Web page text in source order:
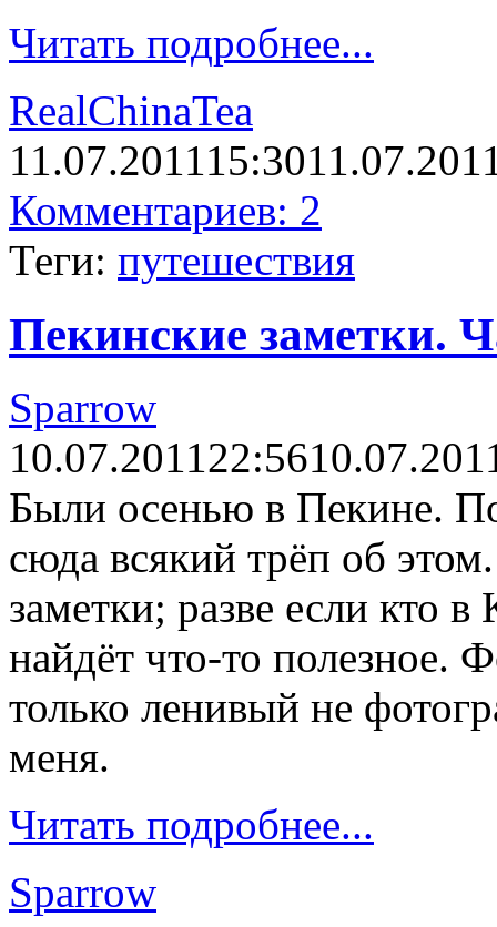
Читать подробнее...
RealChinaTea
11.07.201115:30
Комментариев: 2
Теги: путешествия
Пекинские заметки.
Sparrow
10.07.201122:56
Были осенью в Пекине.
сюда всякий трёп об
заметки; разве если кто
найдёт что-то полезное.
только ленивый не
меня.
Читать подробнее...
Sparrow